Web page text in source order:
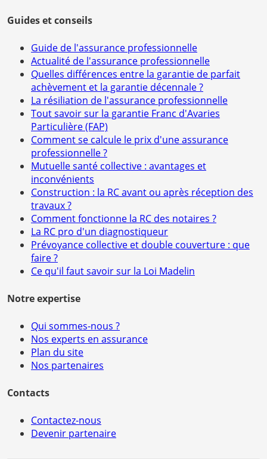
Guides et conseils
Guide de l'assurance professionnelle
Actualité de l'assurance professionnelle
Quelles différences entre la garantie de parfait
achèvement et la garantie décennale ?
La résiliation de l'assurance professionnelle
Tout savoir sur la garantie Franc d'Avaries
Particulière (FAP)
Comment se calcule le prix d'une assurance
professionnelle ?
Mutuelle santé collective : avantages et
inconvénients
Construction : la RC avant ou après réception des
travaux ?
Comment fonctionne la RC des notaires ?
La RC pro d'un diagnostiqueur
Prévoyance collective et double couverture : que
faire ?
Ce qu'il faut savoir sur la Loi Madelin
Notre expertise
Qui sommes-nous ?
Nos experts en assurance
Plan du site
Nos partenaires
Contacts
Contactez-nous
Devenir partenaire